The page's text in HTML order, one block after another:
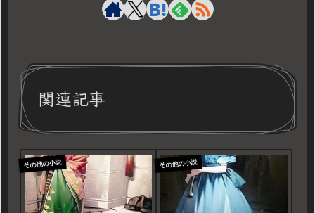
関連記事
その他の小説 その他の小説